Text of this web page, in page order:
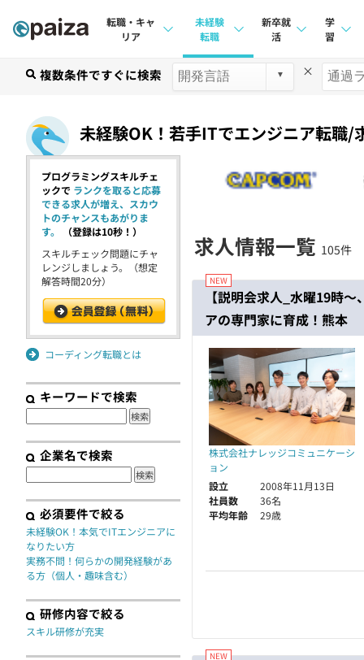
転職・キャ
リア
求人検索
転職エージェント
未経験
転職
求人検索
新卒就
活
求人検索
インターン
新卒エージェント
インタビュー
就活成功ガイド
学
習
講座
ナレ
プラン
個人
法人
学校
契約
複数条件ですぐに検索 ×
未経験OK！若手ITでエンジニア転職/
求人情報一覧 105件
【説明会求人_水曜19時
アの専門家に育成！熊本
株式会社ナレッジコミュニケーシ
ョン
設立
2008年11月13日
社員数
36名
平均年齢
29歳
プログラミングスキルチェ
ックで ランクを取ると応募
できる求人が増え、スカウ
トのチャンスもあがりま
す。
（登録は10秒！）
スキルチェック問題にチャ
レンジしましょう。（想定
解答時間20分）
コーディング転職とは
キーワードで検索
企業名で検索
必須要件で絞る
未経験OK！本気でITエンジニアに
なりたい方
実務不問！何らかの開発経験があ
る方（個人・趣味含む）
研修内容で絞る
スキル研修が充実